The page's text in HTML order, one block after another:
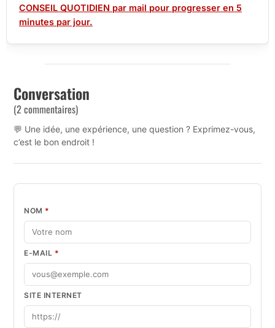
CONSEIL QUOTIDIEN par mail pour progresser en 5
minutes par jour.
Conversation
(2 commentaires)
💬 Une idée, une expérience, une question ? Exprimez-vous,
c’est le bon endroit !
NOM *
E-MAIL *
SITE INTERNET